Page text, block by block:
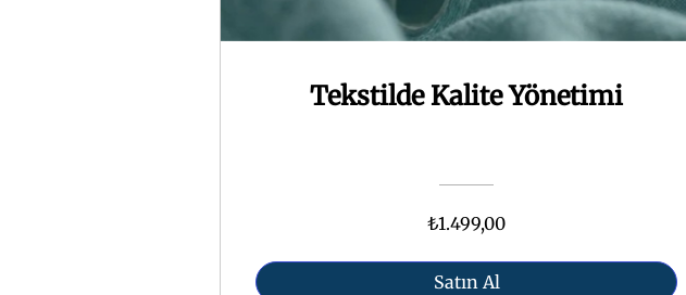
Tekstilde Kalite Yönetimi
₺1.499,00
Satın Al